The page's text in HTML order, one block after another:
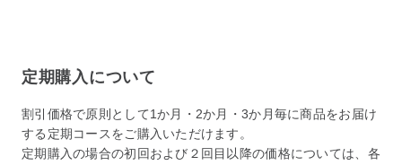
定期購入について
割引価格で原則として1か月・2か月・3か月毎に商品をお届け
する定期コースをご購入いただけます。
定期購入の場合の初回および２回目以降の価格については、各